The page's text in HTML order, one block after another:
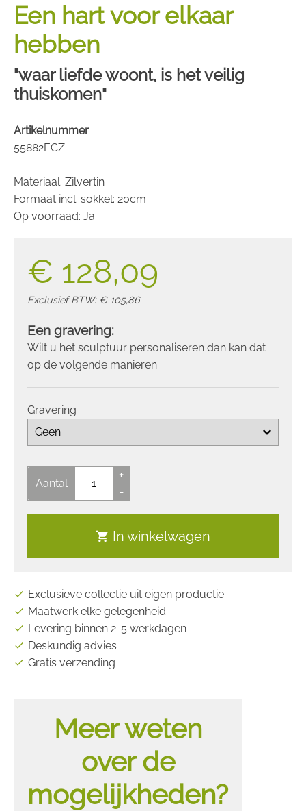
Een hart voor elkaar
hebben
"waar liefde woont, is het veilig
thuiskomen"
Artikelnummer
55882ECZ
Materiaal: Zilvertin
Formaat incl. sokkel: 20cm
Op voorraad: Ja
€ 128,09
Exclusief BTW: € 105,86
Een gravering:
Wilt u het sculptuur personaliseren dan kan dat
op de volgende manieren:
Gravering
Aantal
+
-
shopping_cart In winkelwagen
check Exclusieve collectie uit eigen productie
check Maatwerk elke gelegenheid
check Levering binnen 2-5 werkdagen
check Deskundig advies
check Gratis verzending
Meer weten
over de
mogelijkheden?